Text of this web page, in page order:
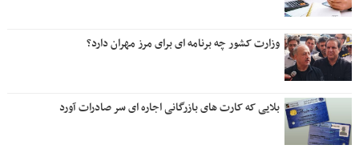
وزارت کشور چه برنامه ای برای مرز مهران دارد؟
بلایی که کارت های بازرگانی اجاره ای سر صادرات آورد